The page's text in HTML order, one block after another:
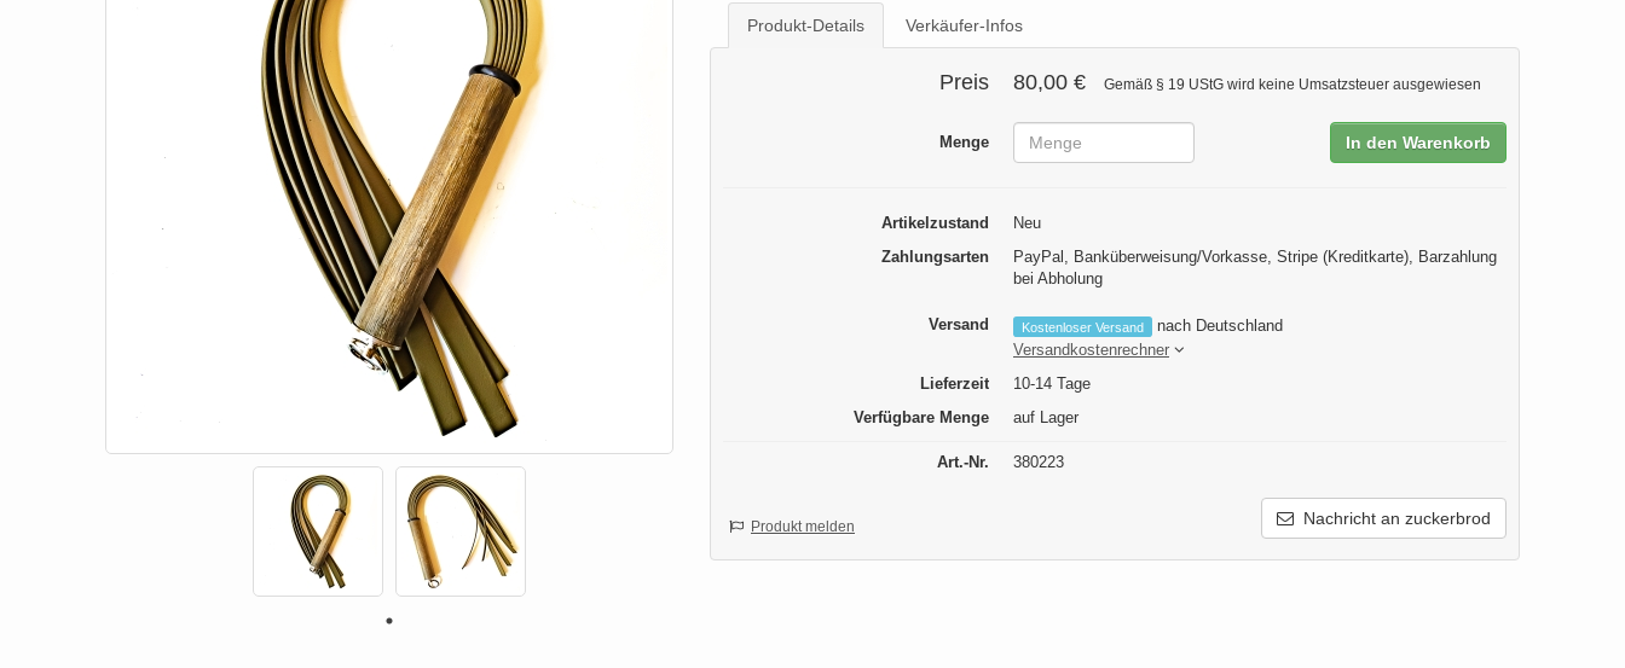
Produkt-Details Verkäufer-Infos
Preis 80,00 € Gemäß § 19 UStG wird keine Umsatzsteuer ausgewiesen
Menge In den Warenkorb
Artikelzustand
Neu
Zahlungsarten
PayPal, Banküberweisung/Vorkasse, Stripe (Kreditkarte), Barzahlung
bei Abholung
Versand Kostenloser Versand
nach Deutschland
Versandkostenrechner
Lieferzeit
10-14 Tage
Verfügbare Menge
auf Lager
Art.-Nr. 380223
Nachricht an zuckerbrod
Produkt melden